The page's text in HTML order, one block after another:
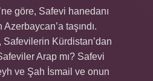
göre, Safevi hanedanı
Azerbaycan’a taşındı.
Safevilerin Kürdistan’dan
Arap mı? Safevi
ve Şah İsmail ve onun